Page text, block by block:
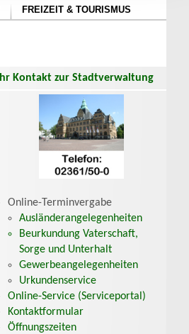
FREIZEIT & TOURISMUS
Ihr Kontakt zur Stadtverwaltung
Online-Terminvergabe
Ausländerangelegenheiten
Beurkundung Vaterschaft,
Sorge und Unterhalt
Gewerbeangelegenheiten
Urkundenservice
Online-Service (Serviceportal)
Kontaktformular
Öffnungszeiten